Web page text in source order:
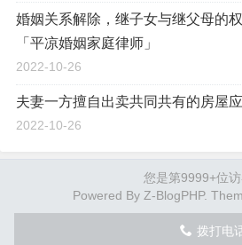
婚姻关系解除，继子女与继父母的
「平凉婚姻家庭律师」
2022-10-26
夫妻一方擅自出卖共同共有的房屋
2022-10-26
您是第9999+位
Powered By Z-BlogPHP.
󦅁 拨打电